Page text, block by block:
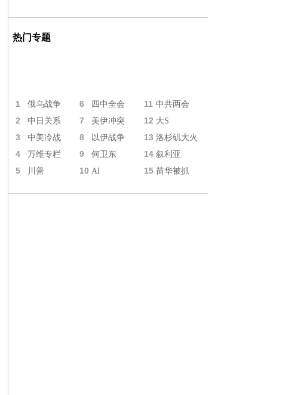
热门专题
1 俄乌战争 6 四中全会 11 中共两会
2 中日关系 7 美伊冲突 12 大S
3 中美冷战 8 以伊战争 13 洛杉矶大火
4 万维专栏 9 何卫东 14 叙利亚
5 川普 10 AI 15 苗华被抓